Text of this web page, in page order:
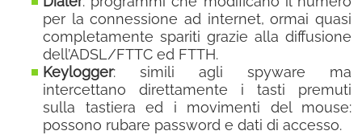
per la connessione ad internet, ormai quasi
completamente spariti grazie alla diffusione
dell’ADSL/FTTC ed FTTH.
Keylogger: simili agli spyware ma
intercettano direttamente i tasti premuti
sulla tastiera ed i movimenti del mouse:
possono rubare password e dati di accesso.